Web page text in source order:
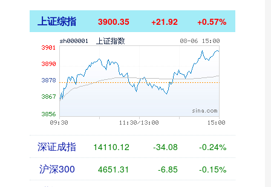
上证综指 3900.35 +21.92 +0.57%
深证成指 14110.12 -34.08 -0.24%
沪深300 4651.31 -6.85 -0.15%